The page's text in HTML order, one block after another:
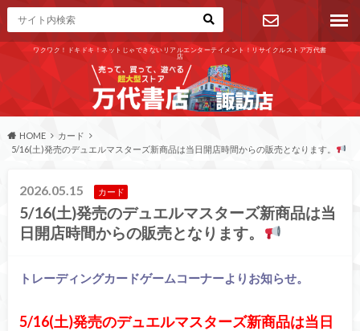
ワクワク！ドキドキ！ネットじゃできないリアルエンターテイメント！リサイクルストア万代書
店
お問い合わ
せ
HOME
カード
5/16(土)発売のデュエルマスターズ新商品は当日開店時間からの販売となります。
2026.05.15 カード
5/16(土)発売のデュエルマスターズ新商品は当
日開店時間からの販売となります。
トレーディングカードゲームコーナーよりお知らせ。
5/16(土)発売のデュエルマスターズ新商品は当日